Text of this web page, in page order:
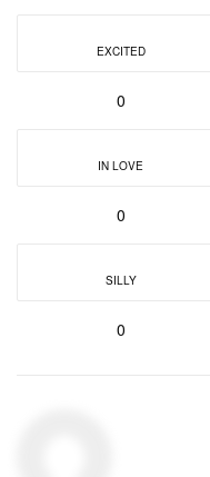
EXCITED
0
IN LOVE
0
SILLY
0